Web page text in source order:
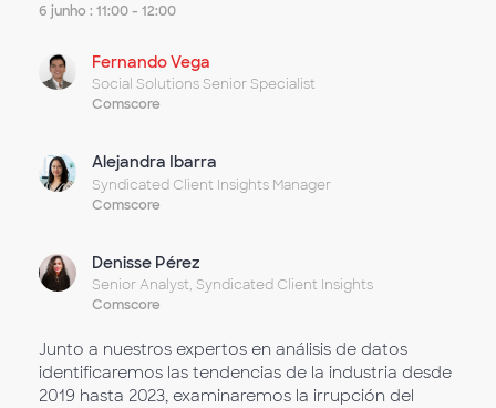
6 junho : 11:00 - 12:00
Fernando Vega
Social Solutions Senior Specialist
Comscore
Alejandra Ibarra
Syndicated Client Insights Manager
Comscore
Denisse Pérez
Senior Analyst, Syndicated Client Insights
Comscore
Junto a nuestros expertos en análisis de datos
identificaremos las tendencias de la industria desde
2019 hasta 2023, examinaremos la irrupción del